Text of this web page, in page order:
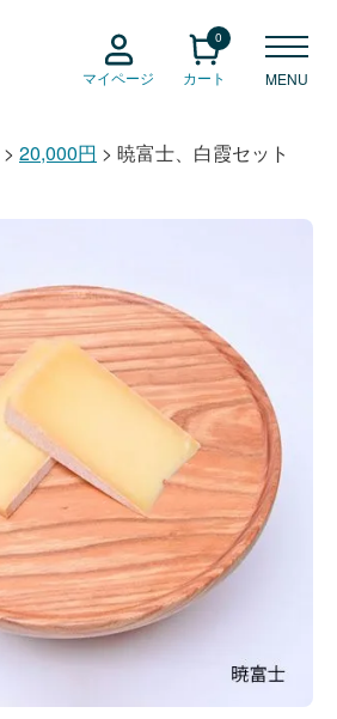
マイページ カート
0
MENU
20,000円 暁富士、白霞セット